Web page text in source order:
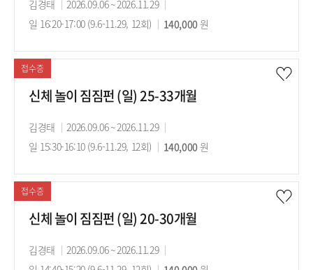
강
사
김경태
강
의
간
2026.09.06 ~ 2026.11.29
의
간
일 16:20-17:00 (9.6-11.29, 12회)
수
료
140,000원
접수중
신체 놀이 짐짐펀 (일) 25-33개월
강
사
김경태
강
의
간
2026.09.06 ~ 2026.11.29
의
간
일 15:30-16:10 (9.6-11.29, 12회)
수
료
140,000원
접수중
신체 놀이 짐짐펀 (일) 20-30개월
강
김경태
강
2026.09.06 ~ 2026.11.29